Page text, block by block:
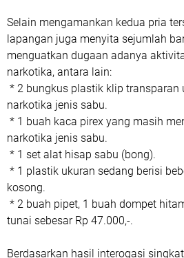
Selain mengamankan kedua pria
lapangan juga menyita sejumlah
menguatkan dugaan adanya
narkotika, antara lain:
* 2 bungkus plastik klip transparan
narkotika jenis sabu.
* 1 buah kaca pirex yang masih
narkotika jenis sabu.
* 1 set alat hisap sabu (bong).
* 1 plastik ukuran sedang berisi
kosong.
* 2 buah pipet, 1 buah dompet
tunai sebesar Rp 47.000,-.
Berdasarkan hasil interogasi